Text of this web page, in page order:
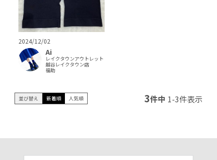
2024/12/02
Ai
レイクタウンアウトレット
越谷レイクタウン店
福助
並び替え 新着順 人気順 3件中 1-3件表示